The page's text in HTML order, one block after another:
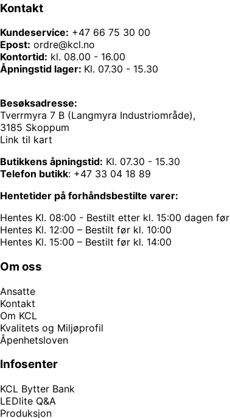
Kontakt
Kundeservice: +47 66 75 30 00
Epost: ordre@kcl.no
Kontortid: kl. 08.00 - 16.00
Åpningstid lager: Kl. 07.30 - 15.30
Besøksadresse:
Tverrmyra 7 B (Langmyra Industriområde),
3185 Skoppum
Link til kart
Butikkens åpningstid: Kl. 07.30 - 15.30
Telefon butikk: +47 33 04 18 89
Hentetider på forhåndsbestilte varer:
Hentes Kl. 08:00 - Bestilt etter kl. 15:00 dagen før
Hentes Kl. 12:00 – Bestilt før kl. 10:00
Hentes Kl. 15:00 – Bestilt før kl. 14:00
Om oss
Ansatte
Kontakt
Om KCL
Kvalitets og Miljøprofil
Åpenhetsloven
Infosenter
KCL Bytter Bank
LEDlite Q&A
Produksjon